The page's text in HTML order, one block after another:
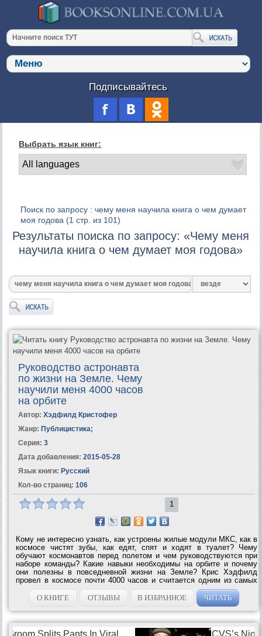
Подписывайтесь
Выбрать язык книг:
Поиск по запросу : чему меня научила книга о чем думает
моя годова (1 стр. из 101)
Результаты поиска по запросу: «Чему меня
научила книга о чем думает моя годова»
Руководство астронавта
по жизни на Земле. Чему
научили меня 4000 часов
на орбите
Автор: Хэдфилд Кристофер
Жанр: Публицистика;
Серия: 3
Дата добавления: 2015-05-28
Язык книги: Русский
Кол-во страниц: 106
1
Кому не интересно узнать, как устроены жилые модули МКС, как в
космосе чистят зубы, как едят, спят и ходят в туалет? Чему
обучают космонавтов перед полетом и чем руководствуются при
наборе команды? Какие навыки необходимы на орбите и почему
они полезны в повседневной жизни на Земле? Крис Хэдфилд
провел в космосе почти 4000 часов и считается одним из самых
опытных и популярных астронавтов в мире. Его знания о
космических полетах и умение...
О КНИГЕ ОТЗЫВЫ В ИЗБРАННОЕ ЧИТАТЬ